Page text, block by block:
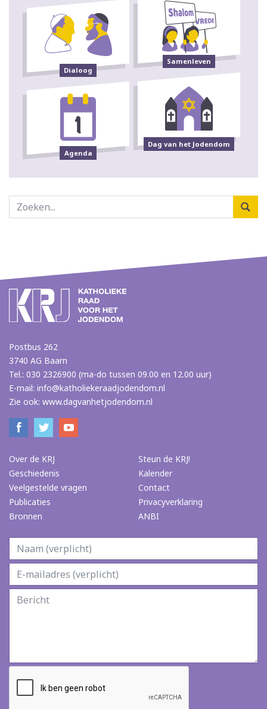
Dialoog
Samenleven
Agenda
Dag van het Jodendom
Postbus 262
3740 AG Baarn
Tel.: 030 2326900 (ma-do tussen 09.00 en 12.00 uur)
E-mail: info@katholiekeraadjodendom.nl
Zie ook: www.dagvanhetjodendom.nl
Over de KRJ
Geschiedenis
Veelgestelde vragen
Publicaties
Bronnen
Steun de KRJ!
Kalender
Contact
Privacyverklaring
ANBI